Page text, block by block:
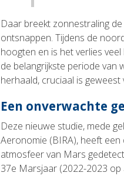
Daar breekt zonnestraling
ontsnappen. Tijdens de
hoogten en is het verlies
de belangrijkste periode van
herhaald, cruciaal is
Een onverwachte
Deze nieuwe studie, mede
Aeronomie (BIRA), heeft
atmosfeer van Mars
37e Marsjaar (2022-2023 op